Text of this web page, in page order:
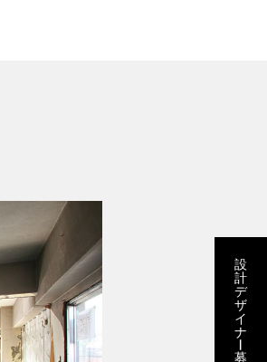
設
計
デ
ザ
イ
ナ
ー
募